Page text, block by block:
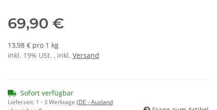
69,90 €
13,98 € pro 1 kg
inkl. 19% USt. , inkl. Versand
Sofort verfügbar
Lieferzeit: 1 - 3 Werktage (DE - Ausland